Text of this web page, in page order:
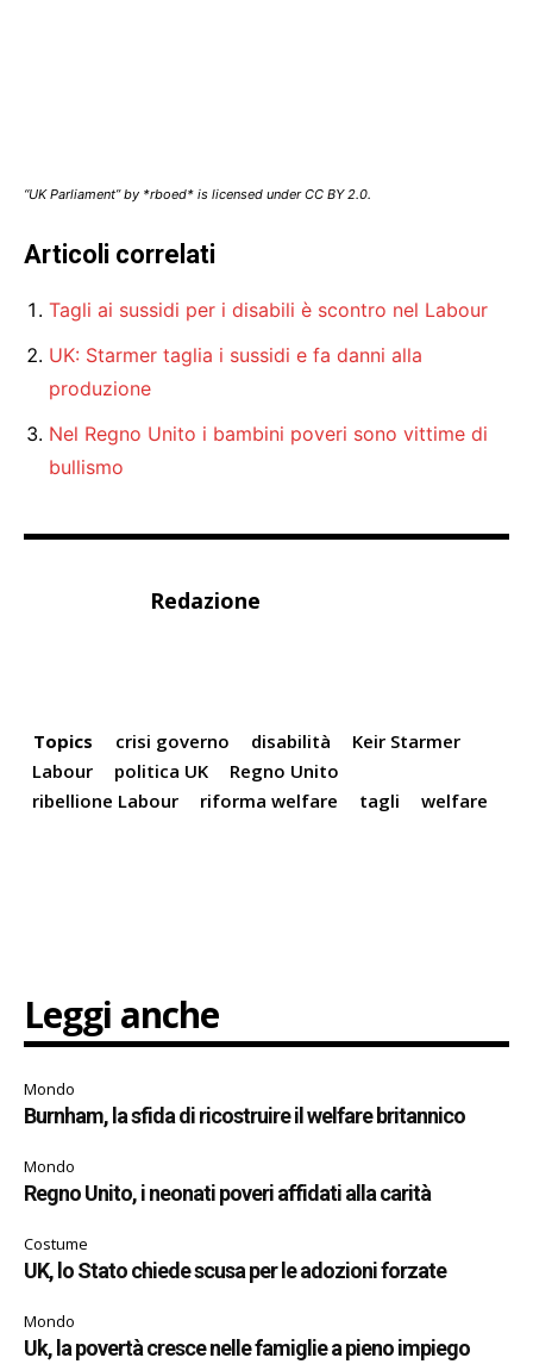
“UK Parliament” by *rboed* is licensed under CC BY 2.0.
Articoli correlati
Tagli ai sussidi per i disabili è scontro nel Labour
UK: Starmer taglia i sussidi e fa danni alla
produzione
Nel Regno Unito i bambini poveri sono vittime di
bullismo
Redazione
Topics crisi governo disabilità
Keir Starmer
Labour
politica UK
Regno Unito
ribellione Labour
riforma welfare tagli welfare
Leggi anche
Mondo
Burnham, la sfida di ricostruire il welfare britannico
Mondo
Regno Unito, i neonati poveri affidati alla carità
Costume
UK, lo Stato chiede scusa per le adozioni forzate
Mondo
Uk, la povertà cresce nelle famiglie a pieno impiego